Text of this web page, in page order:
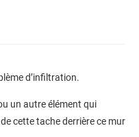
d’infiltration.
un autre élément qui
cette tache derrière ce mur